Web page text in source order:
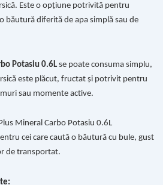
Este o opțiune potrivită pentru
băutură diferită de apa simplă sau de
Potasiu 0.6Lse poate consuma simplu,
este plăcut, fructat și potrivit pentru
sau momente active.
Mineral Carbo Potasiu 0.6L
cei care caută o băutură cu bule, gust
de transportat.